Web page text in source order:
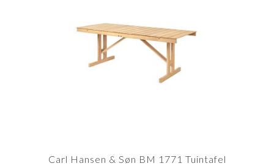
Carl Hansen & Søn BM 1771 Tuintafel